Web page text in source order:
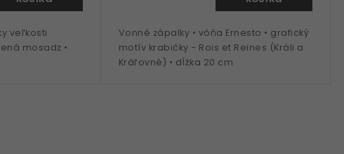
veľkosti
mosadz •
Vonné zápalky • vôňa Ernesto • grafický
motív krabičky - Rois et Reines (Králi a
Kráľovné) • dĺžka 20 cm